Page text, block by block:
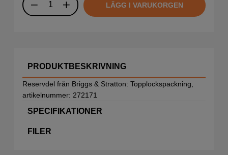
LÄGG I VARUKORGEN
PRODUKTBESKRIVNING
Reservdel från Briggs & Stratton: Topplockspackning,
artikelnummer: 272171
SPECIFIKATIONER
FILER